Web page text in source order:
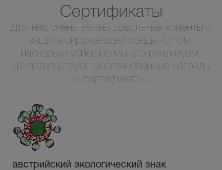
Сертификаты
Для нас очень важны довольные клиенты и
защита окружающей среды. О том,
насколько успешно мы это реализуем,
свидетельствуют многочисленные награды
и сертификаты.
австрийский экологический знак